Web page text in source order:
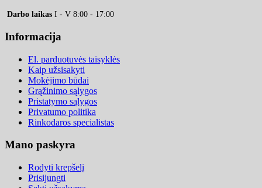
Darbo laikas I - V 8:00 - 17:00
Informacija
El. parduotuvės taisyklės
Kaip užsisakyti
Mokėjimo būdai
Grąžinimo sąlygos
Pristatymo sąlygos
Privatumo politika
Rinkodaros specialistas
Mano paskyra
Rodyti krepšelį
Prisijungti